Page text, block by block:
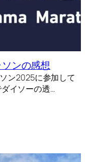
ンの感想
ン2025に参加して
イソーの透…